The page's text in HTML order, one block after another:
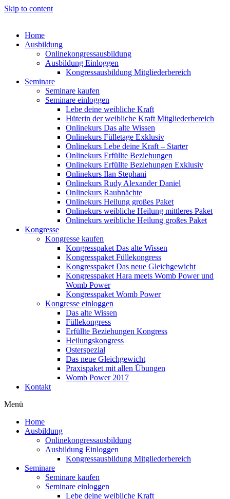
Skip to content
Home
Ausbildung
Onlinekongressausbildung
Ausbildung Einloggen
Kongressausbildung Mitgliederbereich
Seminare
Seminare kaufen
Seminare einloggen
Lebe deine weibliche Kraft
Hüterin der weibliche Kraft Mitgliederbereich
Onlinekurs Das alte Wissen
Onlinekurs Fülletage Exklusiv
Onlinekurs Lebe deine Kraft – Starter
Onlinekurs Erfüllte Beziehungen
Onlinekurs Erfüllte Beziehungen Exklusiv
Onlinekurs Ilan Stephani
Onlinekurs Rudy Alexander Daniel
Onlinekurs Rauhnächte
Onlinekurs Heilung großes Paket
Onlinekurs weibliche Heilung mittleres Paket
Onlinekurs weibliche Heilung großes Paket
Kongresse
Kongresse kaufen
Kongresspaket Das alte Wissen
Kongresspaket Füllekongress
Kongresspaket Das neue Gleichgewicht
Kongresspaket Hara meets Womb Power und
Womb Power
Kongresspaket Womb Power
Kongresse einloggen
Das alte Wissen
Füllekongress
Erfüllte Beziehungen Kongress
Heilungskongress
Osterspezial
Das neue Gleichgewicht
Praxispaket mit allen Übungen
Womb Power 2017
Kontakt
Menü
Home
Ausbildung
Onlinekongressausbildung
Ausbildung Einloggen
Kongressausbildung Mitgliederbereich
Seminare
Seminare kaufen
Seminare einloggen
Lebe deine weibliche Kraft